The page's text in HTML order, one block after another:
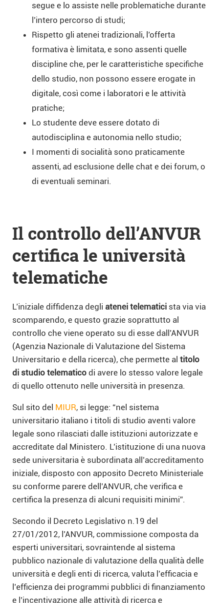
segue e lo assiste nelle problematiche durante
l’intero percorso di studi;
Rispetto gli atenei tradizionali, l’offerta
formativa è limitata, e sono assenti quelle
discipline che, per le caratteristiche specifiche
dello studio, non possono essere erogate in
digitale, così come i laboratori e le attività
pratiche;
Lo studente deve essere dotato di
autodisciplina e autonomia nello studio;
I momenti di socialità sono praticamente
assenti, ad esclusione delle chat e dei forum, o
di eventuali seminari.
Il controllo dell’ANVUR
certifica le università
telematiche
L’iniziale diffidenza degli atenei telematici sta via via
scomparendo, e questo grazie soprattutto al
controllo che viene operato su di esse dall’ANVUR
(Agenzia Nazionale di Valutazione del Sistema
Universitario e della ricerca), che permette al titolo
di studio telematico di avere lo stesso valore legale
di quello ottenuto nelle università in presenza.
Sul sito del MIUR, si legge: “nel sistema
universitario italiano i titoli di studio aventi valore
legale sono rilasciati dalle istituzioni autorizzate e
accreditate dal Ministero. L’istituzione di una nuova
sede universitaria è subordinata all’accreditamento
iniziale, disposto con apposito Decreto Ministeriale
su conforme parere dell’ANVUR, che verifica e
certifica la presenza di alcuni requisiti minimi”.
Secondo il Decreto Legislativo n.19 del
27/01/2012, l’ANVUR, commissione composta da
esperti universitari, sovraintende al sistema
pubblico nazionale di valutazione della qualità delle
università e degli enti di ricerca, valuta l’efficacia e
l’efficienza dei programmi pubblici di finanziamento
e l’incentivazione alle attività di ricerca e